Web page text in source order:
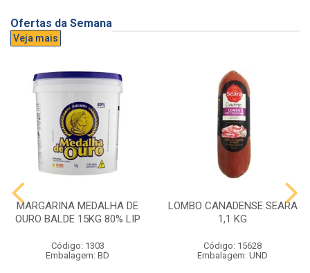
Ofertas da Semana
Veja mais
MARGARINA MEDALHA DE
OURO BALDE 15KG 80% LIP
Código: 1303
Embalagem: BD
LOMBO CANADENSE SEARA
1,1 KG
Código: 15628
Embalagem: UND